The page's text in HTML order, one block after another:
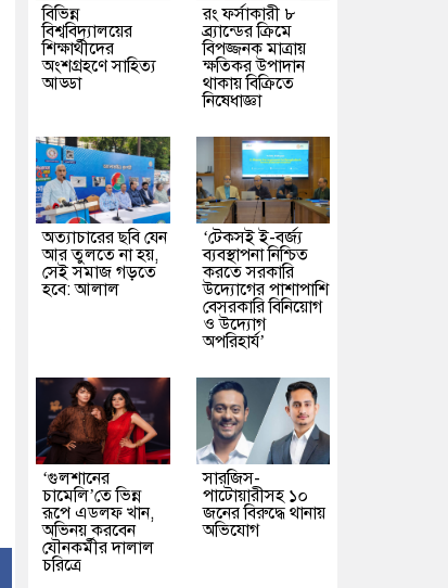
বিভিন্ন
বিশ্ববিদ্যালয়ের
শিক্ষার্থীদের
অংশগ্রহণে সাহিত্য
আড্ডা
রং ফর্সাকারী ৮
ব্র্যান্ডের ক্রিমে
বিপজ্জনক মাত্রায়
ক্ষতিকর উপাদান
থাকায় বিক্রিতে
নিষেধাজ্ঞা
অত্যাচারের ছবি যেন
আর তুলতে না হয়,
সেই সমাজ গড়তে
হবে: আলাল
‘টেকসই ই-বর্জ্য
ব্যবস্থাপনা নিশ্চিত
করতে সরকারি
উদ্যোগের পাশাপাশি
বেসরকারি বিনিয়োগ
ও উদ্যোগ
অপরিহার্য’
‘গুলশানের
চামেলি’তে ভিন্ন
রূপে এডলফ খান,
অভিনয় করবেন
যৌনকর্মীর দালাল
চরিত্রে
সারজিস-
পাটোয়ারীসহ ১০
জনের বিরুদ্ধে থানায়
অভিযোগ